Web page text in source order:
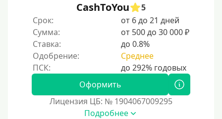
30000 руб на год
35000 руб
40000 руб
50000 руб
60000 руб
70000 руб
CashToYou
5
Срок:
от 6 до 21 дней
Сумма:
от 500 до 30 000 ₽
Ставка:
до 0.8%
Одобрение:
Среднее
Оформить
Лицензия ЦБ: № 1904067009295
Подробнее